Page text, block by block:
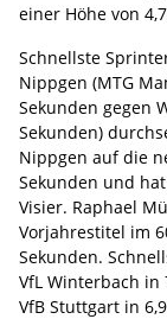
einer Höhe von
Schnellste
Nippgen (MTG
Sekunden gegen
Sekunden)
Nippgen auf die
Sekunden und
Visier. Raphael
Vorjahrestitel im
Sekunden.
VfL Winterbach in
VfB Stuttgart in